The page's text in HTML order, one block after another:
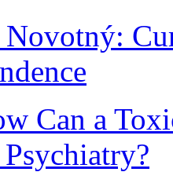
Can a